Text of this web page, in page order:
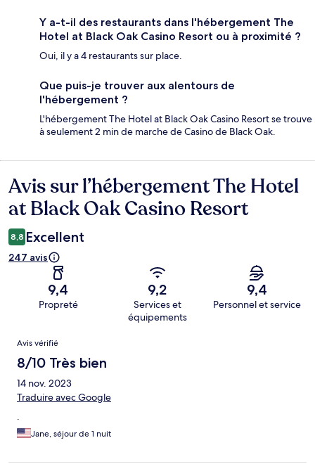
Y a-t-il des restaurants dans l'hébergement The
Hotel at Black Oak Casino Resort ou à proximité ?
Oui, il y a 4 restaurants sur place.
Que puis-je trouver aux alentours de
l'hébergement ?
L'hébergement The Hotel at Black Oak Casino Resort se trouve
à seulement 2 min de marche de Casino de Black Oak.
Avis
Avis sur l’hébergement The Hotel
at Black Oak Casino Resort
8,8 Excellent
247 avis
9,4
Propreté
9,2
Services et
équipements
9,4
Personnel et service
Avis
Avis vérifié
8/10 Très bien
14 nov. 2023
Traduire avec Google
.
Jane, séjour de 1 nuit